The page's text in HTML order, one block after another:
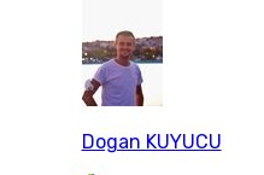
Dogan KUYUCU